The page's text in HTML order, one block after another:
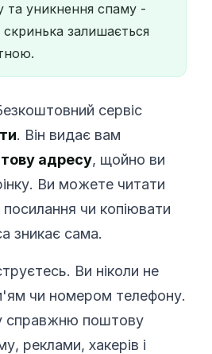
та уникнення спаму -
залишається
сервіс
. Він видає вам
адресу, щойно ви
Ви можете читати
чи копіювати
зникає сама.
Ви ніколи не
чи номером телефону.
справжню поштову
реклами, хакерів і